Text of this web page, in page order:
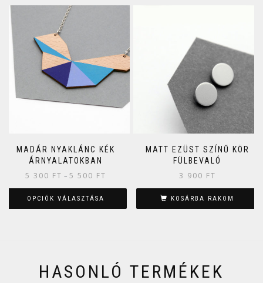
MADÁR NYAKLÁNC KÉK
ÁRNYALATOKBAN
5 300 FT – 5 500 FT
OPCIÓK VÁLASZTÁSA
MATT EZÜST SZÍNŰ KÖR
FÜLBEVALÓ
3 900 FT
KOSÁRBA RAKOM
HASONLÓ TERMÉKEK